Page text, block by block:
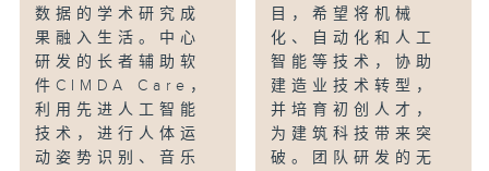
数据的学术研究成
果融入生活。中心
研发的长者辅助软
件CIMDA Care，
利用先进人工智能
技术，进行人体运
动姿势识别、音乐
目，希望将机械
化、自动化和人工
智能等技术，协助
建造业技术转型，
并培育初创人才，
为建筑科技带来突
破。团队研发的无